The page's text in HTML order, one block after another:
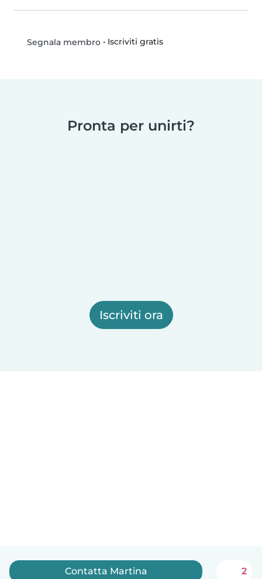
Segnala membro• Iscriviti gratis
Pronta per unirti?
Iscriviti ora
Contatta Martina 2